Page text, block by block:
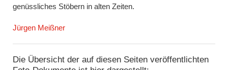
genüssliches Stöbern in alten Zeiten.
Jürgen Meißner
Die Übersicht der auf diesen Seiten veröffentlichten